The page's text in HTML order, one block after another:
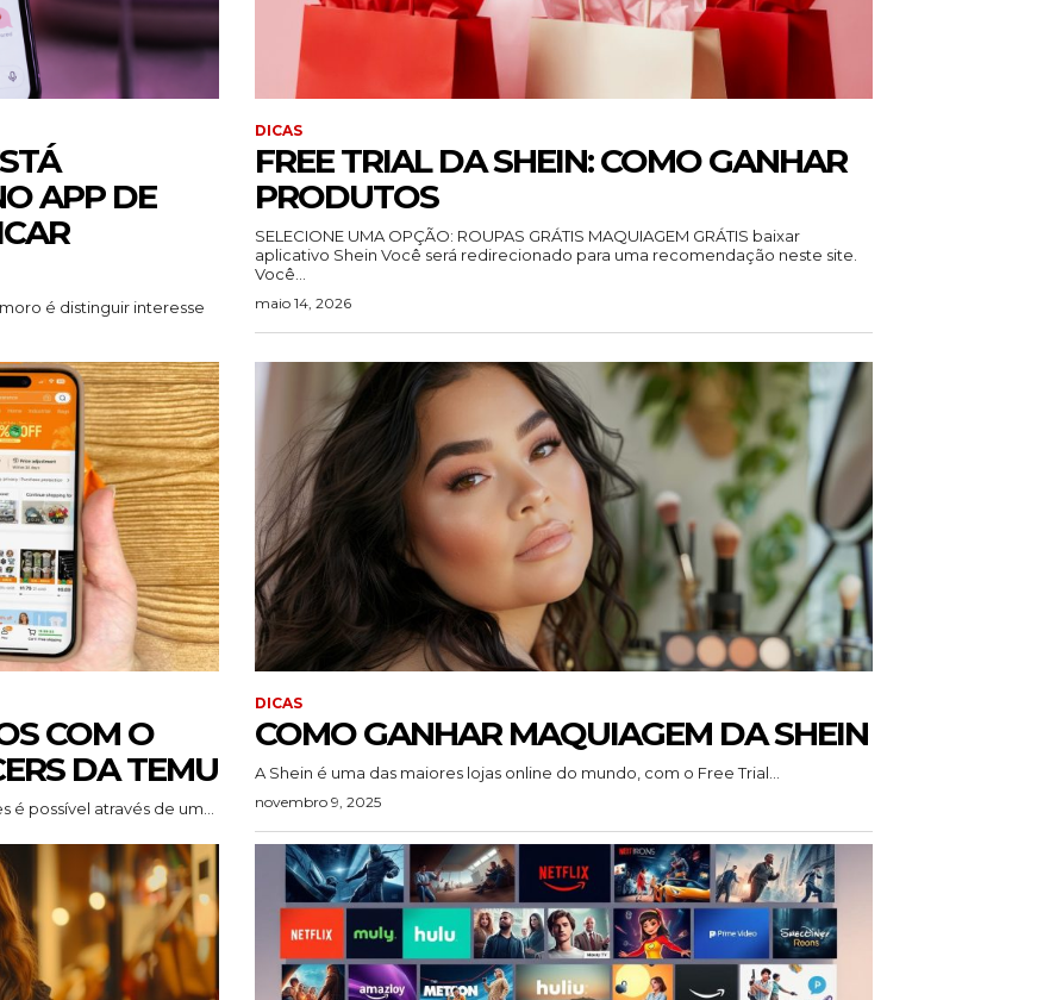
APP DE
é distinguir interesse
DICAS
FREE TRIAL DA SHEIN: COMO GANHAR
PRODUTOS
SELECIONE UMA OPÇÃO: ROUPAS GRÁTIS MAQUIAGEM GRÁTIS baixar
aplicativo Shein Você será redirecionado para uma recomendação neste site.
Você...
maio 14, 2026
COM O
DA TEMU
possível através de um...
DICAS
COMO GANHAR MAQUIAGEM DA SHEIN
A Shein é uma das maiores lojas online do mundo, com o Free Trial...
novembro 9, 2025